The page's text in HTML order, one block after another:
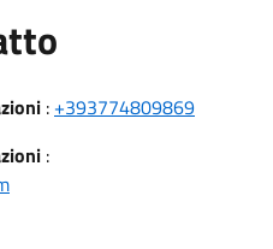
: +393774809869
: